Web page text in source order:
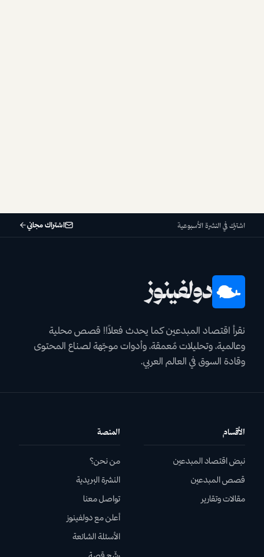
اشترك في النشرة الأسبوعية اشتراك مجاني
دولفينوز
نقرأ اقتصاد المبدعين كما يحدث فعلاً!! قصص محلية
وعالمية، وتحليلات مٌعمقة، وأدوات موجّهة لصناع المحتوى
وقادة السوق في العالم العربي.
الأقسام
نبض اقتصاد المبدعين
قصص المبدعين
مقالات وتقارير
المنصة
من نحن؟
النشرة البريدية
تواصل معنا
أعلن مع دولفينوز
الأسئلة الشائعة